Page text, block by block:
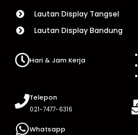
Lautan Display Tangsel
Lautan Display Bandung
Hari & Jam Kerja
Telepon
021-7477-6316
Whatsapp